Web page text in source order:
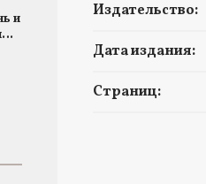
и
Издательство:
Дата издания:
Страниц: